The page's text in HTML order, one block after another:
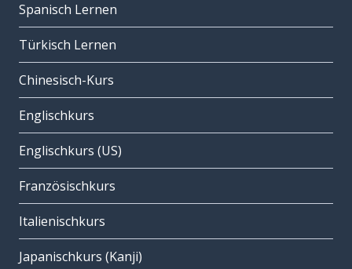
Spanisch Lernen
Türkisch Lernen
Chinesisch-Kurs
Englischkurs
Englischkurs (US)
Französischkurs
Italienischkurs
Japanischkurs (Kanji)